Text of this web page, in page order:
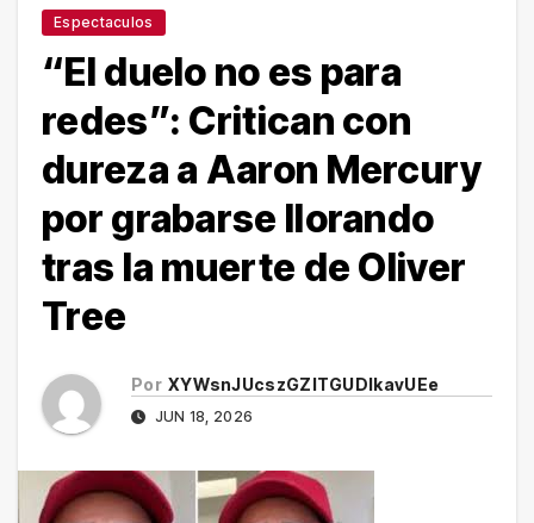
Espectaculos
“El duelo no es para
redes”: Critican con
dureza a Aaron Mercury
por grabarse llorando
tras la muerte de Oliver
Tree
Por XYWsnJUcszGZITGUDlkavUEe
JUN 18, 2026